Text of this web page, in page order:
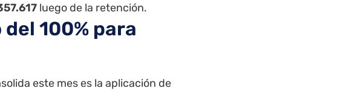
luego de la retención.
100% para
este mes es la aplicación de